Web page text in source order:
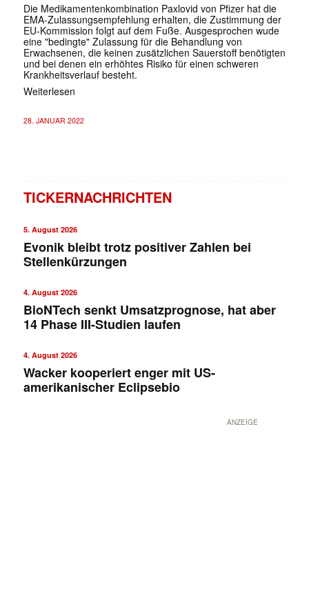
Die Medikamentenkombination Paxlovid von Pfizer hat die
EMA-Zulassungsempfehlung erhalten, die Zustimmung der
EU-Kommission folgt auf dem Fuße. Ausgesprochen wude
eine "bedingte" Zulassung für die Behandlung von
Erwachsenen, die keinen zusätzlichen Sauerstoff benötigten
und bei denen ein erhöhtes Risiko für einen schweren
Krankheitsverlauf besteht.
Weiterlesen
28. JANUAR 2022
TICKERNACHRICHTEN
5. August 2026
Evonik bleibt trotz positiver Zahlen bei
Stellenkürzungen
4. August 2026
BioNTech senkt Umsatzprognose, hat aber
14 Phase III-Studien laufen
4. August 2026
Wacker kooperiert enger mit US-
amerikanischer Eclipsebio
ANZEIGE